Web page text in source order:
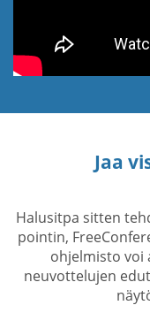
Jaa
Halusitpa sitten
pointin,
ohjelmisto voi
neuvottelujen